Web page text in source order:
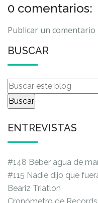
0 comentarios:
Publicar un comentario
BUSCAR
ENTREVISTAS
#148 Beber agua de
#115 Nadie dijo que
Beariz Triatlon